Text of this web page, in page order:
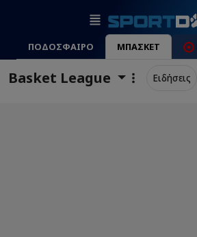
ΠΟΔΟΣΦΑΙΡΟ ΜΠΑΣΚΕΤ
Basket League Ειδήσεις